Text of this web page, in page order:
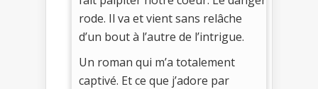
rode. Il va et vient sans relâche
d’un bout à l’autre de l’intrigue.
Un roman qui m’a totalement
captivé. Et ce que j’adore par